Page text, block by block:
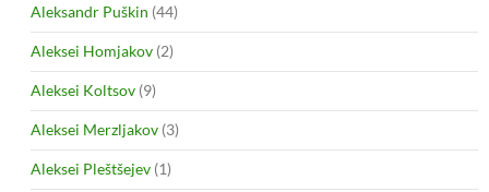
Aleksandr Puškin (44)
Aleksei Homjakov (2)
Aleksei Koltsov (9)
Aleksei Merzljakov (3)
Aleksei Pleštšejev (1)